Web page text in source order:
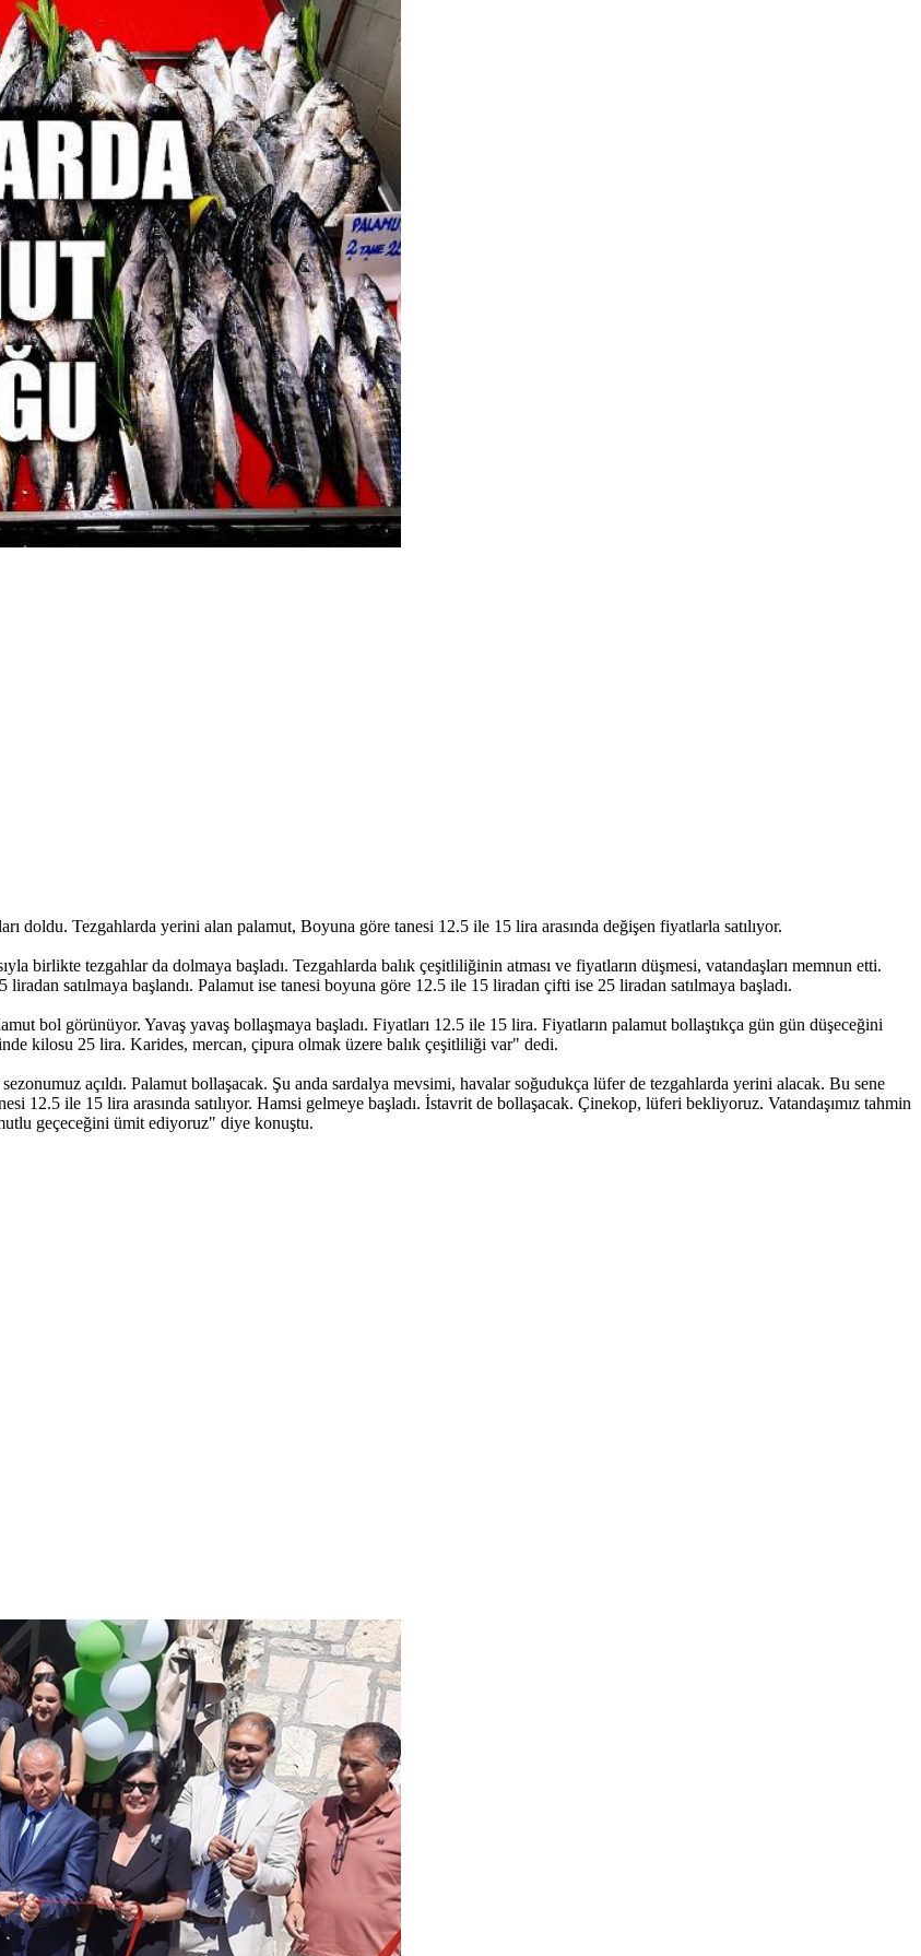
doldu. Tezgahlarda yerini alan palamut, Boyuna göre tanesi 12.5 ile 15 lira arasında değişen fiyatlarla satılıyor.
birlikte tezgahlar da dolmaya başladı. Tezgahlarda balık çeşitliliğinin atması ve fiyatların düşmesi, vatandaşları memnun etti.
satılmaya başlandı. Palamut ise tanesi boyuna göre 12.5 ile 15 liradan çifti ise 25 liradan satılmaya başladı.
bol görünüyor. Yavaş yavaş bollaşmaya başladı. Fiyatları 12.5 ile 15 lira. Fiyatların palamut bollaştıkça gün gün düşeceğini
kilosu 25 lira. Karides, mercan, çipura olmak üzere balık çeşitliliği var" dedi.
açıldı. Palamut bollaşacak. Şu anda sardalya mevsimi, havalar soğudukça lüfer de tezgahlarda yerini alacak. Bu sene
12.5 ile 15 lira arasında satılıyor. Hamsi gelmeye başladı. İstavrit de bollaşacak. Çinekop, lüferi bekliyoruz. Vatandaşımız tahmin
geçeceğini ümit ediyoruz" diye konuştu.